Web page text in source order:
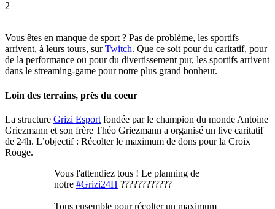
2
Vous êtes en manque de sport ? Pas de problème, les sportifs
arrivent, à leurs tours, surTwitch. Que ce soit pour du caritatif, pour
de la performance ou pour du divertissement pur, les sportifs arrivent
dans le streaming-game pour notre plus grand bonheur.
Loin des terrains, près du coeur
La structure Grizi Esport fondée par le champion du monde Antoine
Griezmann et son frère Théo Griezmann a organisé un live caritatif
de 24h. L’objectif : Récolter le maximum de dons pour la Croix
Rouge.
Vous l'attendiez tous ! Le planning de
notre #Grizi24H ????????????
Tous ensemble pour récolter un maximum